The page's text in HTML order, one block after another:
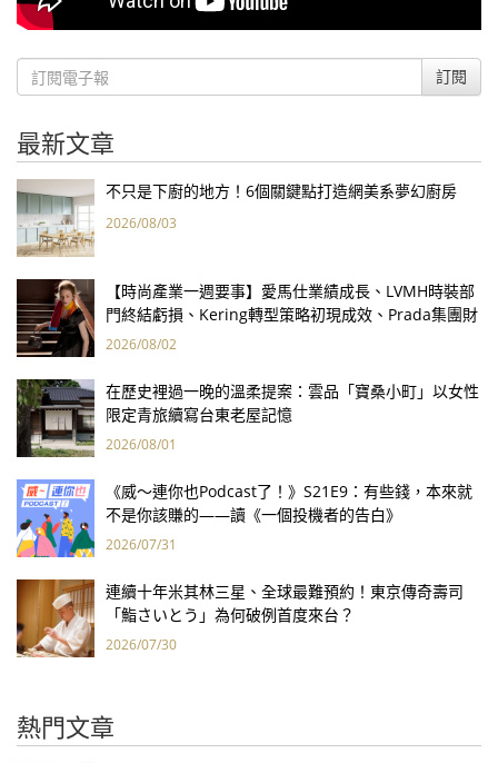
訂閱
最新文章
不只是下廚的地方！6個關鍵點打造網美系夢幻廚房
2026/08/03
【時尚產業一週要事】愛馬仕業績成長、LVMH時裝部
門終結虧損、Kering轉型策略初現成效、Prada集團財
報亮眼
2026/08/02
在歷史裡過一晚的溫柔提案：雲品「寶桑小町」以女性
限定青旅續寫台東老屋記憶
2026/08/01
《威～連你也Podcast了！》S21E9：有些錢，本來就
不是你該賺的——讀《一個投機者的告白》
2026/07/31
連續十年米其林三星、全球最難預約！東京傳奇壽司
「鮨さいとう」為何破例首度來台？
2026/07/30
熱門文章